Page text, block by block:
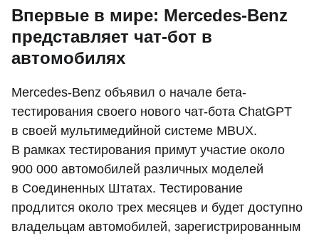
Впервые в мире: Mercedes-Benz
представляет чат-бот в
автомобилях
Mercedes-Benz объявил о начале бета-
тестирования своего нового чат-бота ChatGPT
в своей мультимедийной системе MBUX.
В рамках тестирования примут участие около
900 000 автомобилей различных моделей
в Соединенных Штатах. Тестирование
продлится около трех месяцев и будет доступно
владельцам автомобилей, зарегистрированным